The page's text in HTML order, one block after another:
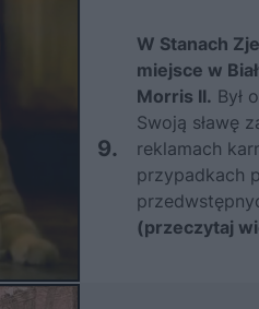
9.
W Stanach
miejsce w
Morris II. Był
Swoją sławę
reklamach
przypadkach
(przeczytaj